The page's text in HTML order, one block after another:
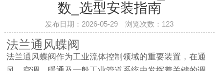
数_选型安装指南
发布日期：2026-05-29 浏览次数： 123
法兰通风蝶阀
法兰通风蝶阀作为工业流体控制领域的重要装置，在通